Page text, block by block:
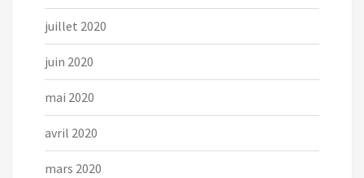
juillet 2020
juin 2020
mai 2020
avril 2020
mars 2020